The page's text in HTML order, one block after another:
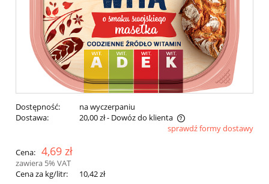
Dostępność:
na wyczerpaniu
Dostawa:
20,00 zł- Dowóz do klienta
Cena nie zawiera ewentualnych kosztów płatnościsprawdź formy dostawy
Cena: 4,69 zł
zawiera 5% VAT
Cena za kg/litr:
10,42 zł